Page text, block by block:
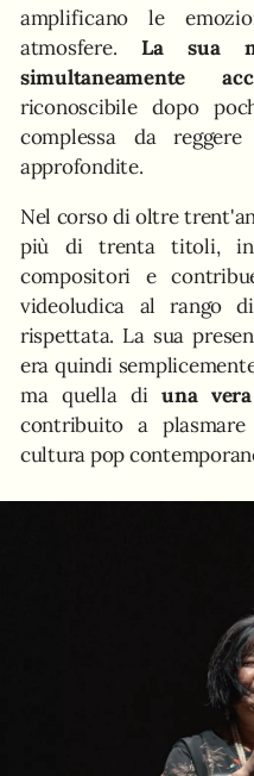
amplificano le
atmosfere.La sua
simultaneamente
riconoscibile dopo
complessa da
approfondite.
Nel corso di oltre
più di trenta titoli,
compositori e
videoludica al rango
rispettata. La sua
era quindi
ma quella diuna
contribuito a
cultura pop